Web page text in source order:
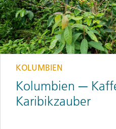
KOLUMBIEN
Kolumbien ─
Karibikzauber